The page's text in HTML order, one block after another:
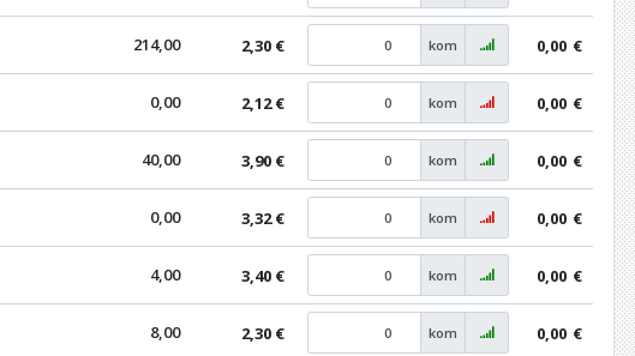
214,00 2,30 € kom 0,00 €
0,00 2,12 € kom 0,00 €
40,00 3,90 € kom 0,00 €
0,00 3,32 € kom 0,00 €
4,00 3,40 € kom 0,00 €
8,00 2,30 € kom 0,00 €